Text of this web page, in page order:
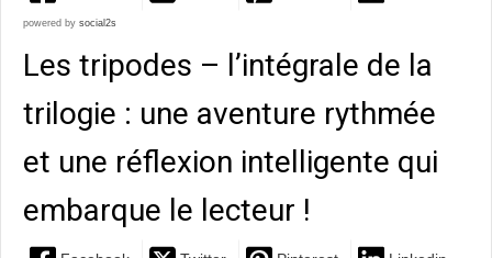
powered by social2s
Les tripodes – l’intégrale de la
trilogie : une aventure rythmée
et une réflexion intelligente qui
embarque le lecteur !